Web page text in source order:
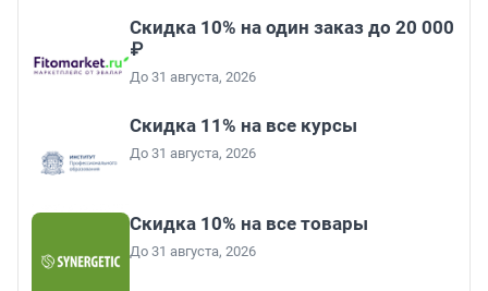
Скидка 10% на один заказ до 20 000
₽
До 31 августа, 2026
Скидка 11% на все курсы
До 31 августа, 2026
Скидка 10% на все товары
До 31 августа, 2026